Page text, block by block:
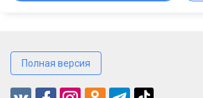
Полная версия